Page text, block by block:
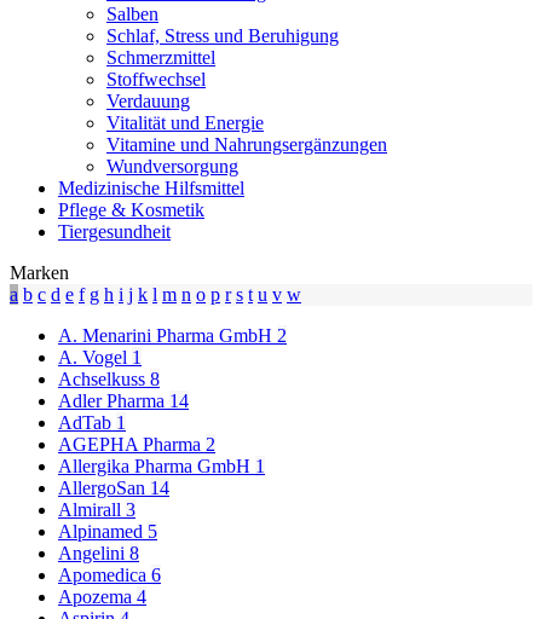
Salben
Schlaf, Stress und Beruhigung
Schmerzmittel
Stoffwechsel
Verdauung
Vitalität und Energie
Vitamine und Nahrungsergänzungen
Wundversorgung
Medizinische Hilfsmittel
Pflege & Kosmetik
Tiergesundheit
Marken
a b c d e f g h i j k l m n o p r s t u v w
A. Menarini Pharma GmbH 2
A. Vogel 1
Achselkuss 8
Adler Pharma 14
AdTab 1
AGEPHA Pharma 2
Allergika Pharma GmbH 1
AllergoSan 14
Almirall 3
Alpinamed 5
Angelini 8
Apomedica 6
Apozema 4